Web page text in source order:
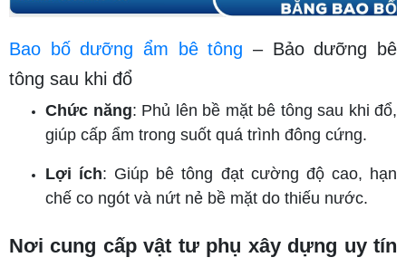
Bao bố dưỡng ẩm bê tông – Bảo dưỡng bê
tông sau khi đổ
Chức năng: Phủ lên bề mặt bê tông sau khi đổ,
giúp cấp ẩm trong suốt quá trình đông cứng.
Lợi ích: Giúp bê tông đạt cường độ cao, hạn
chế co ngót và nứt nẻ bề mặt do thiếu nước.
Nơi cung cấp vật tư phụ xây dựng uy tín